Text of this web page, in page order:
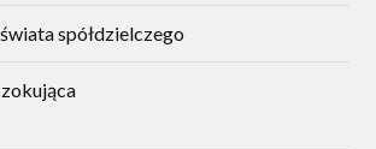
spółdzielczego